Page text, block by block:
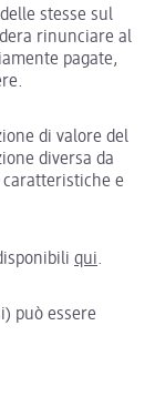
stesse sul
rinunciare al
pagate,
di valore del
diversa da
e
qui.
può essere